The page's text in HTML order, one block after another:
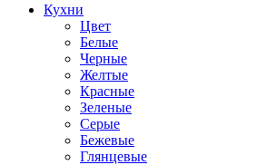
Кухни
Цвет
Белые
Черные
Желтые
Красные
Зеленые
Серые
Бежевые
Глянцевые